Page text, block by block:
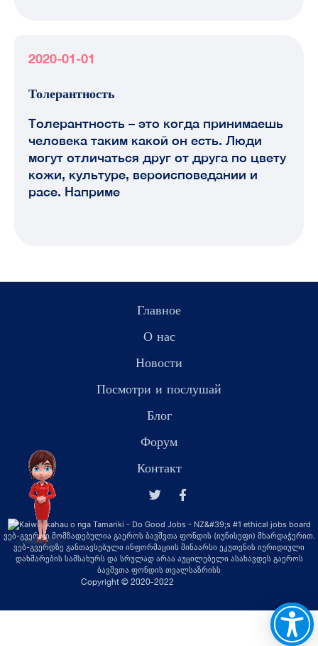
2020-01-01
Толерантность
Толерантность – это когда принимаешь
человека таким какой он есть. Люди
могут отличаться друг от друга по цвету
кожи, культуре, вероисповедании и
расе. Наприме
Главное
О нас
Новости
Посмотри и послушай
Блог
Форум
Контакт
ვებ-გვერდი მომზადებულია გაეროს ბავშვთა ფონდის (იუნისეფი) მხარდაჭერით.
ვებ-გვერდზე განთავსებული ინფორმაციის შინაარსი ეკუთვნის იურიდიული
დახმარების სამსახურს და სრულად არაა აუცილებელი ასახავდეს გაეროს
ბავშვთა ფონდის თვალსაზრისს
Copyright © 2020-2022